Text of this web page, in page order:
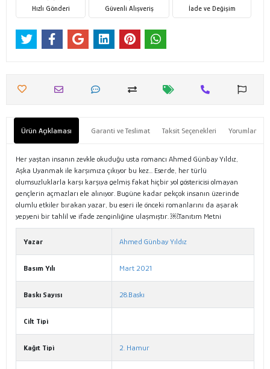
Hızlı Gönderi Güvenli Alışveriş İade ve Değişim
Ürün Açıklaması Garanti ve Teslimat Taksit Seçenekleri Yorumlar
Her yaştan insanın zevkle okuduğu usta romancı Ahmed Günbay Yıldız,
Aşka Uyanmak ile karşımıza çıkıyor bu kez... Eserde, her türlü
olumsuzluklarla karşı karşıya gelmiş fakat hiçbir yol göstericisi olmayan
gençlerin açmazları ele alınıyor. Bugüne kadar pekçok insanın üzerinde
olumlu etkiler bırakan yazar, bu eseri ile önceki romanlarını da aşarak
yepyeni bir tahlil ve ifade zenginliğine ulaşmıştır. ￼Tanıtım Metni
Yazar Ahmed Günbay Yıldız
Basım Yılı Mart 2021
Baskı Sayısı 28.Baskı
Cilt Tipi
Kağıt Tipi 2. Hamur